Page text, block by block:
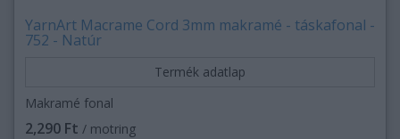
YarnArt Macrame Cord 3mm makramé - táskafonal -
752 - Natúr
Termék adatlap
Makramé fonal
2,290 Ft / motring